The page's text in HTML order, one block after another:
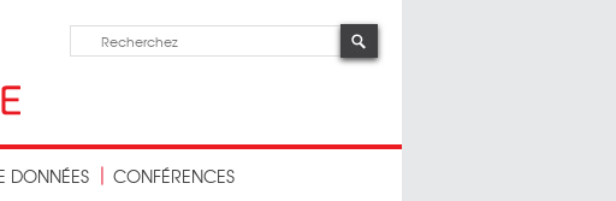
DONNÉES
CONFÉRENCES